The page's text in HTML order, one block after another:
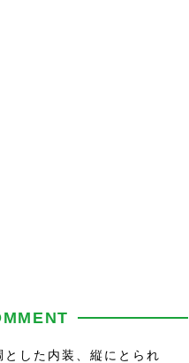
した内装、縦にとられ